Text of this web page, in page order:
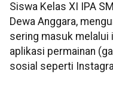
Siswa Kelas XI IPA
Dewa Anggara,
sering masuk melalui
aplikasi permainan
sosial seperti